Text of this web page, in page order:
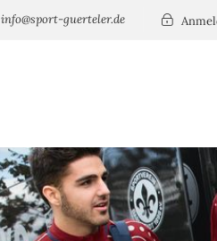
info@sport-guerteler.de